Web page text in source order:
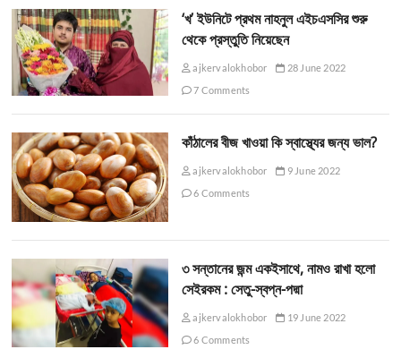
‘খ’ ইউনিটে প্রথম নাহনুল এইচএসসির শুরু
থেকে প্রস্তুতি নিয়েছেন
ajkervalokhobor
28 June 2022
7 Comments
কাঁঠালের বীজ খাওয়া কি স্বাস্থ্যের জন্য ভাল?
ajkervalokhobor
9 June 2022
6 Comments
৩ সন্তানের জন্ম একইসাথে, নামও রাখা হলো
সেইরকম : সেতু-স্বপ্ন-পদ্মা
ajkervalokhobor
19 June 2022
6 Comments